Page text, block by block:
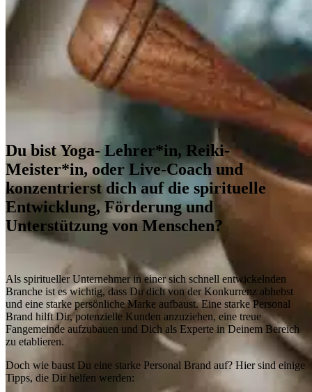
Du bist Yoga- Lehrer*in, Reiki-
Meister*in, oder Live-Coach und
konzentrierst dich auf die spirituelle
Entwicklung, Förderung und
Unterstützung von Menschen?
Als spiritueller Unternehmer in einer sich schnell entwickelnden
Branche ist es wichtig, dass Du dich von der Konkurrenz abhebst
und eine starke persönliche Marke aufbaust. Eine starke Personal
Brand hilft Dir, potenzielle Kunden anzuziehen, eine treue
Fangemeinde aufzubauen und Dich als Experte in Deinem Bereich
zu etablieren.
Doch wie baust Du eine starke Personal Brand auf? Hier sind einige
Tipps, die Dir helfen werden: